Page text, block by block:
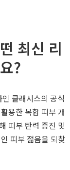
최신 리
?
클래시스의 공식
용한 복합 피부 개
피부 탄력 증진 및
피부 젊음을 되찾